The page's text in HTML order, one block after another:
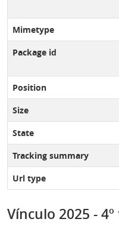
Vínculo 2025 -
Mimetype
Package id
Position
Size
State
Tracking summary
Url type